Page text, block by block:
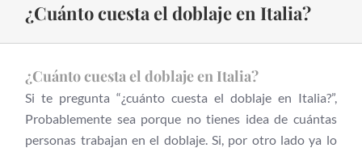
¿Cuánto cuesta el doblaje en Italia?
¿Cuánto cuesta el doblaje en Italia?
Si te pregunta “¿cuánto cuesta el doblaje en Italia?”,
Probablemente sea porque no tienes idea de cuántas
personas trabajan en el doblaje. Si, por otro lado ya lo